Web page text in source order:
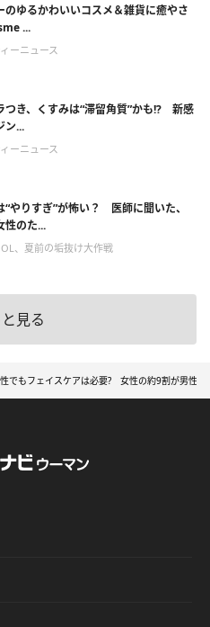
のゆるかわいいコスメ＆雑貨に癒やさ
...
ーニュース
つき、くすみは“滞留角質”かも!? 新感
ン...
ーニュース
“やりすぎ”が怖い？ 医師に聞いた、
性のた...
、夏前の垢抜け大作戦
見る
でもフェイスケアは必要? 女性の約9割が男性に